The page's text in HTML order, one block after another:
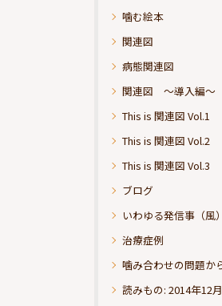
噛む絵本
関連図
病態関連図
関連図 ～導入編～
This is 関連図 Vol.1
This is 関連図 Vol.2
This is 関連図 Vol.3
ブログ
いわゆる発信事（風）
治療症例
噛み合わせの問題か
読みもの: 2014年12月